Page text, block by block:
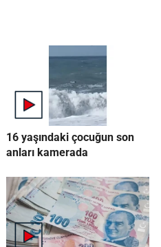
16 yaşındaki çocuğun son
anları kamerada